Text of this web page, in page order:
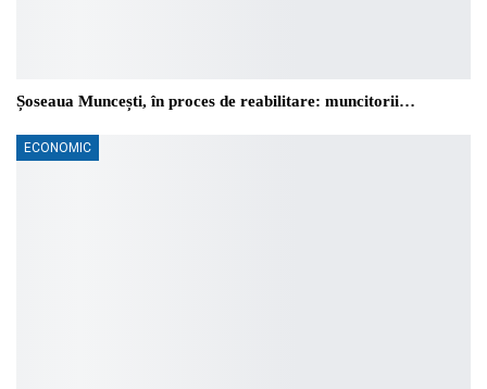
Șoseaua Muncești, în proces de reabilitare: muncitorii…
ECONOMIC